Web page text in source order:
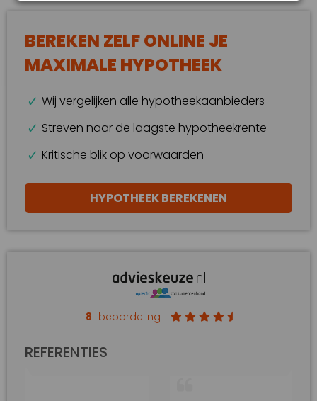
BEREKEN ZELF ONLINE JE
MAXIMALE HYPOTHEEK
Wij vergelijken alle hypotheekaanbieders
Streven naar de laagste hypotheekrente
Kritische blik op voorwaarden
HYPOTHEEK BEREKENEN
8 beoordeling
REFERENTIES